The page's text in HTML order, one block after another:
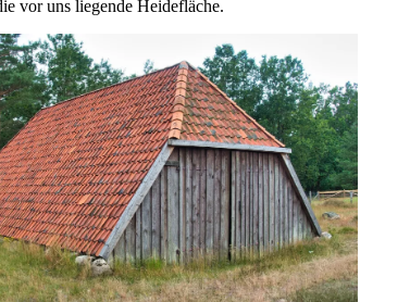
vor uns liegende Heidefläche.